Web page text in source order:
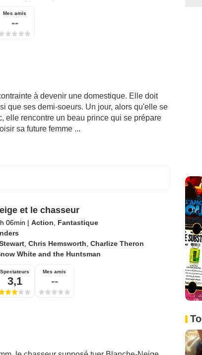
Mes amis
--
à devenir une domestique. Elle doit
que ses demi-soeurs. Un jour, alors qu'elle se
elle rencontre un beau prince qui se prépare
sa future femme ...
et le chasseur
06min | Action, Fantastique
, Chris Hemsworth, Charlize Theron
White and the Huntsman
Spectateurs
3,1
Mes amis
--